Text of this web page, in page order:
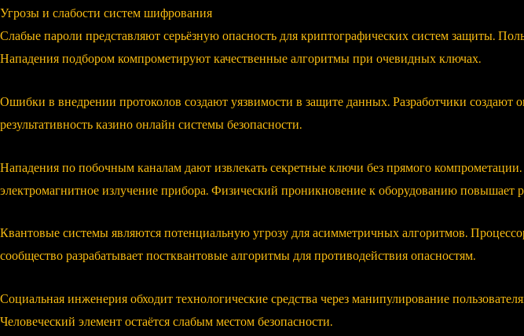
Угрозы и слабости систем шифрования
Слабые пароли представляют серьёзную опасность для криптографических систем защиты.
Нападения подбором компрометируют качественные алгоритмы при очевидных ключах.
Ошибки в внедрении протоколов создают уязвимости в защите данных. Разработчики
результативность казино онлайн системы безопасности.
Нападения по побочным каналам дают извлекать секретные ключи без прямого
электромагнитное излучение прибора. Физический проникновение к оборудованию повышает
Квантовые системы являются потенциальную угрозу для асимметричных алгоритмов.
сообщество разрабатывает постквантовые алгоритмы для противодействия опасностям.
Социальная инженерия обходит технологические средства через манипулирование
Человеческий элемент остаётся слабым местом безопасности.